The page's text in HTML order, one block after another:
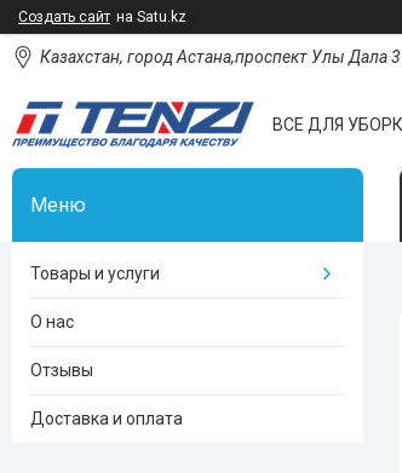
Создать сайт на Satu.kz
Казахстан, город Астана,проспект Улы Дала
ВСЕ ДЛЯ
Товары и услуги
О нас
Отзывы
Доставка и оплата